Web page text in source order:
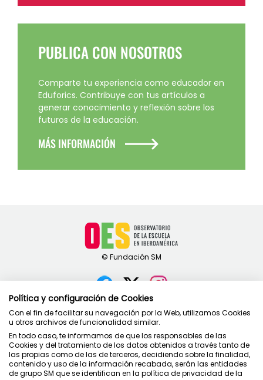
PUBLICA CON NOSOTROS
Comparte tu experiencia como educador en
Eduforics. Contribuye con tus artículos a
generar conocimiento y reflexión sobre los
futuros de la educación.
MÁS INFORMACIÓN
Contacto
Política de privacidad
Condiciones de uso
Política de cookies
Política y configuración de Cookies
Con el fin de facilitar su navegación por la Web, utilizamos Cookies
u otros archivos de funcionalidad similar.
En todo caso, te informamos de que los responsables de las
Cookies y del tratamiento de los datos obtenidos a través tanto de
las propias como de las de terceros, decidiendo sobre la finalidad,
contenido y uso de la información recabada, serán las entidades
de grupo SM que se identifican en la política de privacidad de la